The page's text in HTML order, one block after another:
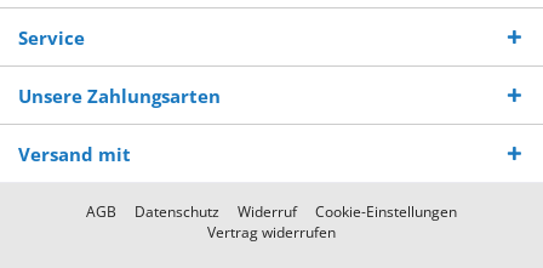
Service
Unsere Zahlungsarten
Versand mit
AGB Datenschutz Widerruf
Cookie-Einstellungen
Vertrag widerrufen